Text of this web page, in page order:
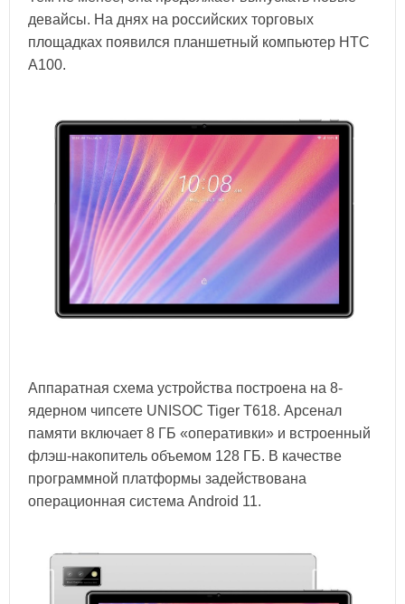
девайсы. На днях на российских торговых
площадках появился планшетный компьютер HTC
A100.
Аппаратная схема устройства построена на 8-
ядерном чипсете UNISOC Tiger T618. Арсенал
памяти включает 8 ГБ «оперативки» и встроенный
флэш-накопитель объемом 128 ГБ. В качестве
программной платформы задействована
операционная система Android 11.